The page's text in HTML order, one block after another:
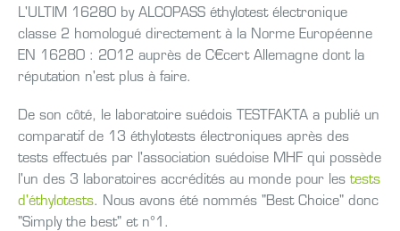
the
images
gallery
L'ULTIM 16280 by ALCOPASS éthylotest électronique
classe 2 homologué directement à la Norme Européenne
EN 16280 : 2012 auprès de C€cert Allemagne dont la
réputation n'est plus à faire.
De son côté, le laboratoire suédois TESTFAKTA a publié un
comparatif de 13 éthylotests électroniques après des
tests effectués par l'association suédoise MHF qui possède
l'un des 3 laboratoires accrédités au monde pour les tests
d'éthylotests. Nous avons été nommés "Best Choice" donc
"Simply the best" et n°1.